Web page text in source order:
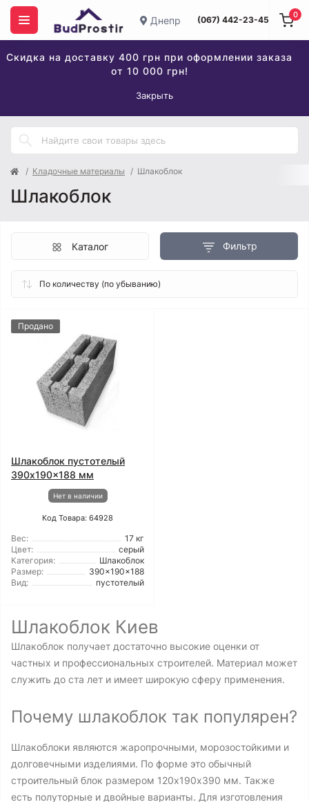
Днепр (067) 442-23-45
Скидка на доставку 400 грн при оформлении заказа
от 10 000 грн!
Закрыть
0
Кладочные материалы Шлакоблок
Шлакоблок
Фильтр
Каталог
Продано
Шлакоблок пустотелый
390x190x188 мм
Нет в наличии
Код Товара: 64928
Вес:
17 кг
Цвет:
серый
Категория:
Шлакоблок
Размер:
390x190x188
Вид:
пустотелый
Шлакоблок Киев
Шлакоблок получает достаточно высокие оценки от
частных и профессиональных строителей. Материал может
служить до ста лет и имеет широкую сферу применения.
Почему шлакоблок так популярен?
Шлакоблоки являются жаропрочными, морозостойкими и
долговечными изделиями. По форме это обычный
строительный блок размером 120х190х390 мм. Также
есть полуторные и двойные варианты. Для изготовления